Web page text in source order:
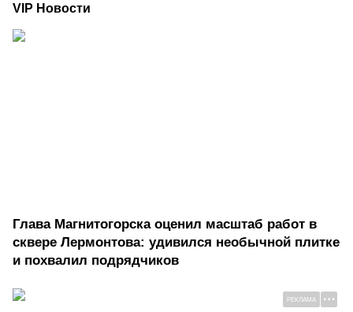
VIP Новости
Глава Магнитогорска оценил масштаб работ в
сквере Лермонтова: удивился необычной плитке
и похвалил подрядчиков
РЕКЛАМА